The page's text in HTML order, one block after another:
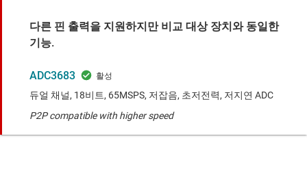
다른 핀 출력을 지원하지만 비교 대상 장치와 동일한
기능.
ADC3683
듀얼 채널, 18비트, 65MSPS, 저잡음, 초저전력, 저지연 ADC
P2P compatible with higher speed